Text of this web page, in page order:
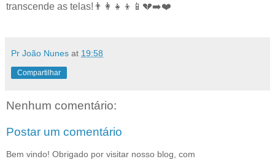
transcende as telas!👨‍👩‍👧‍👦📱💔➡️❤️
Pr João Nunes at 19:58
Compartilhar
Nenhum comentário:
Postar um comentário
Bem vindo! Obrigado por visitar nosso blog, com